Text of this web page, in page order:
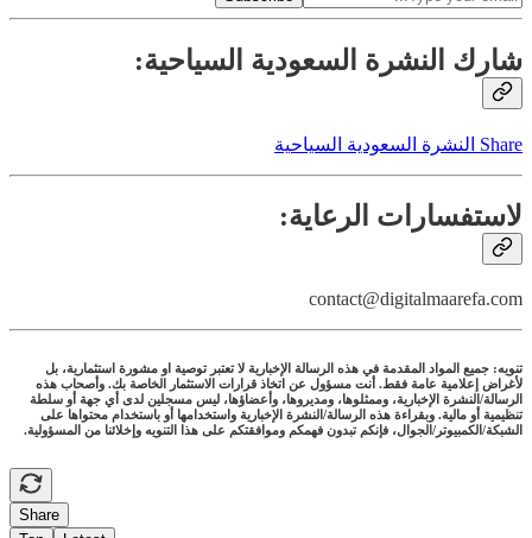
شارك النشرة السعودية السياحية:
Share النشرة السعودية السياحية
لاستفسارات الرعاية:
contact@digitalmaarefa.com
تنويه: جميع المواد المقدمة في هذه الرسالة الإخبارية لا تعتبر توصية او مشورة استثمارية، بل
لأغراض إعلامية عامة فقط. أنت مسؤول عن اتخاذ قرارات الاستثمار الخاصة بك. وأصحاب هذه
الرسالة/النشرة الإخبارية، وممثلوها، ومديروها، وأعضاؤها، ليس مسجلين لدى أي جهة أو سلطة
تنظيمية أو مالية. وبقراءة هذه الرسالة/النشرة الإخبارية واستخدامها أو باستخدام محتواها على
الشبكة/الكمبيوتر/الجوال، فإنكم تبدون فهمكم وموافقتكم على هذا التنويه وإخلائنا من المسؤولية.
Share